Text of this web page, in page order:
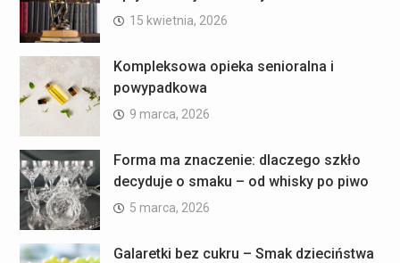
15 kwietnia, 2026
Kompleksowa opieka senioralna i
powypadkowa
9 marca, 2026
Forma ma znaczenie: dlaczego szkło
decyduje o smaku – od whisky po piwo
5 marca, 2026
Galaretki bez cukru – Smak dzieciństwa